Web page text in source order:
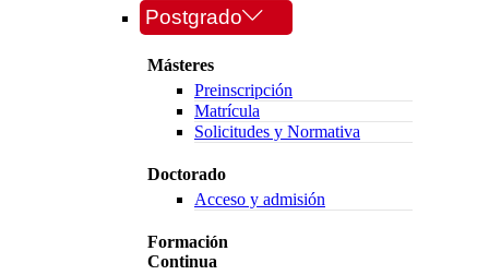
Postgrado
Másteres
Preinscripción
Matrícula
Solicitudes y Normativa
Doctorado
Acceso y admisión
Formación
Continua